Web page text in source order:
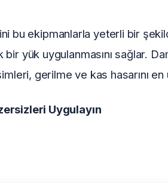
bu ekipmanlarla yeterli bir
yük uygulanmasını sağlar.
gerilme ve kas hasarını en
Uygulayın